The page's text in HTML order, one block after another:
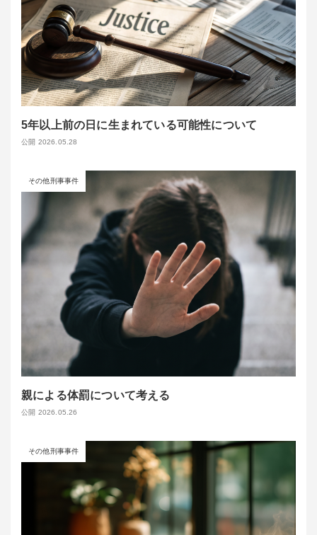
5年以上前の日に生まれている可能性について
公開 2026.05.28
その他刑事事件
親による体罰について考える
公開 2026.05.26
その他刑事事件